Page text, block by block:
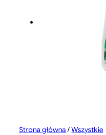
Strona główna /Wszystkie